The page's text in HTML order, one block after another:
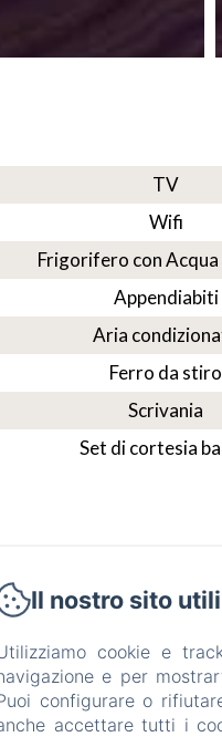
TV
Wifi
Frigorifero con
Appendiabiti
Aria
Ferro da stiro
Scrivania
Set di cortesia
Il nostro sito
cookie e
e per
configurare o
accettare tutti i